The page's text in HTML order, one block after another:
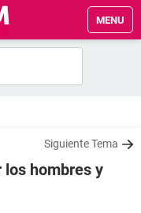
MENU
Siguiente Tema
los hombres y